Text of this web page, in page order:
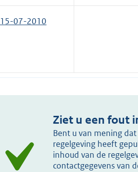
15-07-2010
Ziet u een fout
Bent u van mening
regelgeving heeft
inhoud van de
contactgegevens van